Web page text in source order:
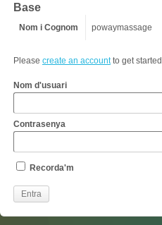
Base
Nom i Cognom powaymassage
Please create an accountto get started.
Nom d'usuari
Contrasenya
Recorda'm